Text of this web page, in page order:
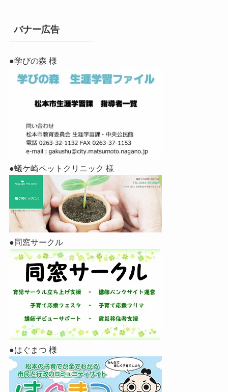
バナー広告
●学びの森 様
●蟻ケ崎ペットクリニック 様
●同窓サークル
●はぐまつ 様